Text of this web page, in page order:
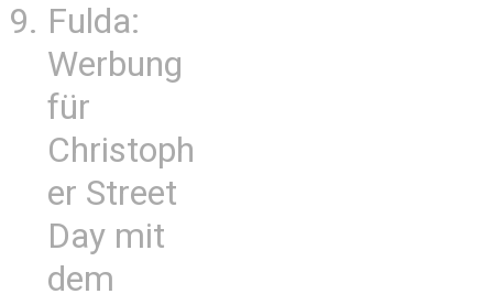
Fulda:
Werbung
für
Christoph
er Street
Day mit
dem